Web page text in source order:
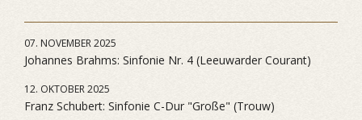
07. NOVEMBER 2025
Johannes Brahms: Sinfonie Nr. 4 (Leeuwarder Courant)
12. OKTOBER 2025
Franz Schubert: Sinfonie C-Dur "Große" (Trouw)